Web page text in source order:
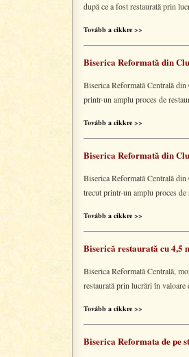
după ce a fost restaurată prin
Tovább a cikkre >>
Biserica Reformată din
Biserica Reformată Centrală
printr-un amplu proces de
Tovább a cikkre >>
Biserica Reformată din
Biserica Reformată Centrală
trecut printr-un amplu proces de
Tovább a cikkre >>
Biserică restaurată cu 4,5
Biserica Reformată Centrală,
restaurată prin lucrări în
Tovább a cikkre >>
Biserica Reformata de pe